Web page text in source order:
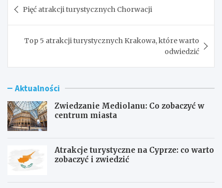
wpisu
Pięć atrakcji turystycznych Chorwacji
Top 5 atrakcji turystycznych Krakowa, które warto
odwiedzić
Aktualności
Zwiedzanie Mediolanu: Co zobaczyć w
centrum miasta
Atrakcje turystyczne na Cyprze: co warto
zobaczyć i zwiedzić